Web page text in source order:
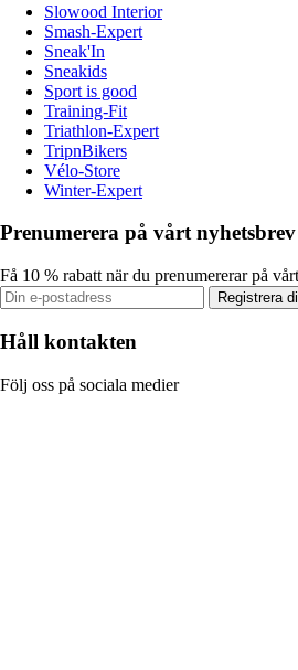
Slowood Interior
Smash-Expert
Sneak'In
Sneakids
Sport is good
Training-Fit
Triathlon-Expert
TripnBikers
Vélo-Store
Winter-Expert
Prenumerera på vårt nyhetsbrev
Få 10 % rabatt när du prenumererar på
Registrera
Håll kontakten
Följ oss på sociala medier